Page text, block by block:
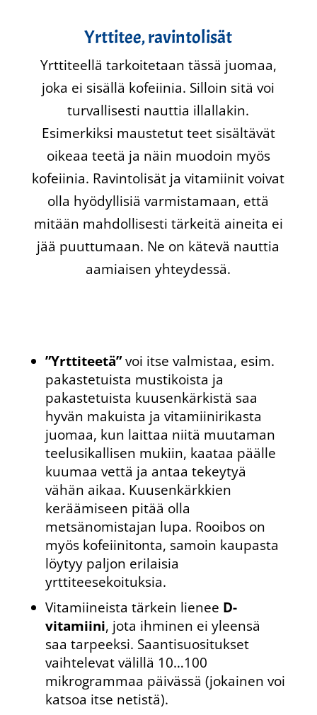
Yrttitee, ravintolisät
Yrttiteellä tarkoitetaan tässä juomaa,
joka ei sisällä kofeiinia. Silloin sitä voi
turvallisesti nauttia illallakin.
Esimerkiksi maustetut teet sisältävät
oikeaa teetä ja näin muodoin myös
kofeiinia. Ravintolisät ja vitamiinit voivat
olla hyödyllisiä varmistamaan, että
mitään mahdollisesti tärkeitä aineita ei
jää puuttumaan. Ne on kätevä nauttia
aamiaisen yhteydessä.
”Yrttiteetä”voi itse valmistaa, esim.
pakastetuista mustikoista ja
pakastetuista kuusenkärkistä saa
hyvän makuista ja vitamiinirikasta
juomaa, kun laittaa niitä muutaman
teelusikallisen mukiin, kaataa päälle
kuumaa vettä ja antaa tekeytyä
vähän aikaa. Kuusenkärkkien
keräämiseen pitää olla
metsänomistajan lupa. Rooibos on
myös kofeiinitonta, samoin kaupasta
löytyy paljon erilaisia
yrttiteesekoituksia.
Vitamiineista tärkein lienee D-
vitamiini, jota ihminen ei yleensä
saa tarpeeksi. Saantisuositukset
vaihtelevat välillä 10…100
mikrogrammaa päivässä (jokainen voi
katsoa itse netistä).